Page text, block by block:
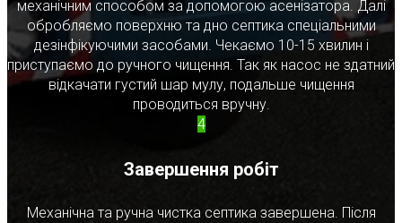
механічним способом за допомогою асенізатора. Далі
обробляємо поверхню та дно септика спеціальними
дезінфікуючими засобами. Чекаємо 10-15 хвилин і
приступаємо до ручного чищення. Так як насос не здатний
відкачати густий шар мулу, подальше чищення
проводиться вручну.
4
Завершення робіт
Механічна та ручна чистка септика завершена. Після